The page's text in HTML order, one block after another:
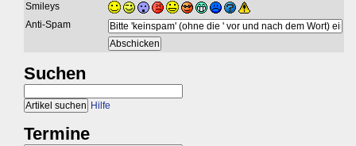
Smileys
Anti-Spam
Suchen
Hilfe
Termine